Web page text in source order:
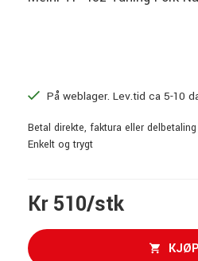
På weblager. Lev.tid ca 5-10
Betal direkte, faktura eller
Enkelt og trygt
Kr 510/stk